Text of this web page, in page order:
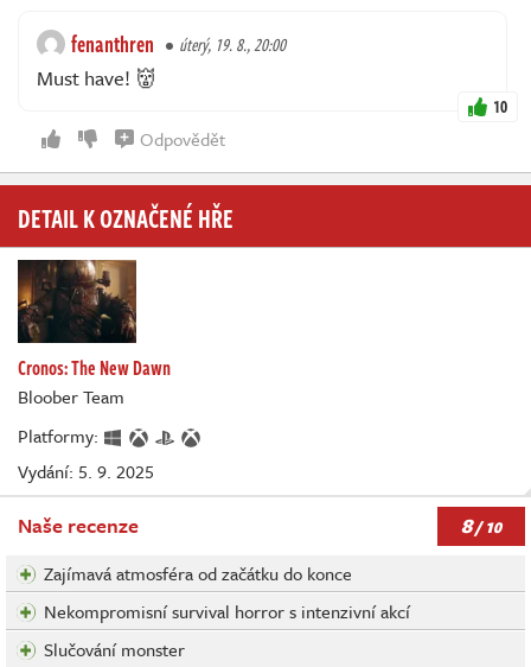
fenanthren úterý, 19. 8., 20:00
Must have! 👹
10
Odpovědět
DETAIL K OZNAČENÉ HŘE
Cronos: The New Dawn
Bloober Team
Platformy:
Vydání: 5. 9. 2025
Naše recenze 8/ 10
Zajímavá atmosféra od začátku do konce
Nekompromisní survival horror s intenzivní akcí
Slučování monster